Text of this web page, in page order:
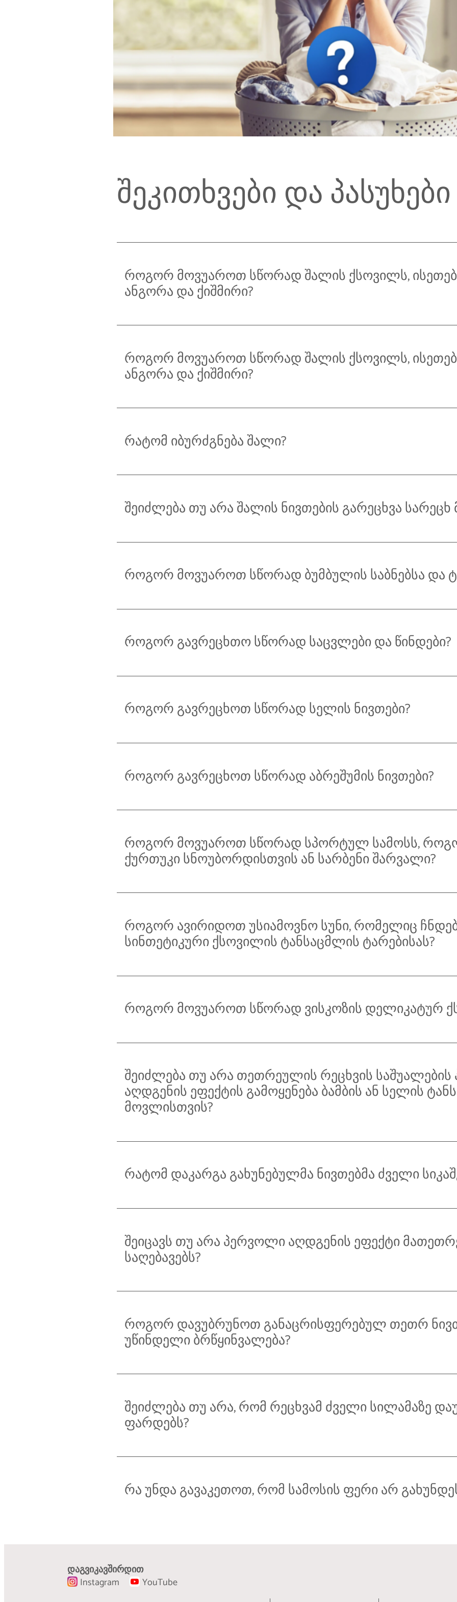
შეკითხვები და პასუხები
როგორ მოვუაროთ სწორად შალის ქსოვილს,
ანგორა და ქიშმირი?
როგორ მოვუაროთ სწორად შალის ქსოვილს,
ანგორა და ქიშმირი?
რატომ იბურძგნება შალი?
შეიძლება თუ არა შალის ნივთების გარეცხვა სარეცხ
როგორ მოვუაროთ სწორად ბუმბულის საბნებსა და
როგორ გავრეცხთო სწორად საცვლები და წინდები?
როგორ გავრეცხოთ სწორად სელის ნივთები?
როგორ გავრეცხოთ სწორად აბრეშუმის ნივთები?
როგორ მოვუაროთ სწორად სპორტულ სამოსს,
ქურთუკი სნოუბორდისთვის ან სარბენი შარვალი?
როგორ ავირიდოთ უსიამოვნო სუნი, რომელიც
სინთეტიკური ქსოვილის ტანსაცმლის ტარებისას?
როგორ მოვუაროთ სწორად ვისკოზის დელიკატურ
შეიძლება თუ არა თეთრეულის რეცხვის
აღდგენის ეფექტის გამოყენება ბამბის ან სელის
მოვლისთვის?
რატომ დაკარგა გახუნებულმა ნივთებმა ძველი
შეიცავს თუ არა პერვოლი აღდგენის ეფექტი
საღებავებს?
როგორ დავუბრუნოთ განაცრისფერებულ თეთრ
უწინდელი ბრწყინვალება?
შეიძლება თუ არა, რომ რეცხვამ ძველი სილამაზე
ფარდებს?
რა უნდა გავაკეთოთ, რომ სამოსის ფერი არ
დაგვიკავშირდით
Instagram
YouTube